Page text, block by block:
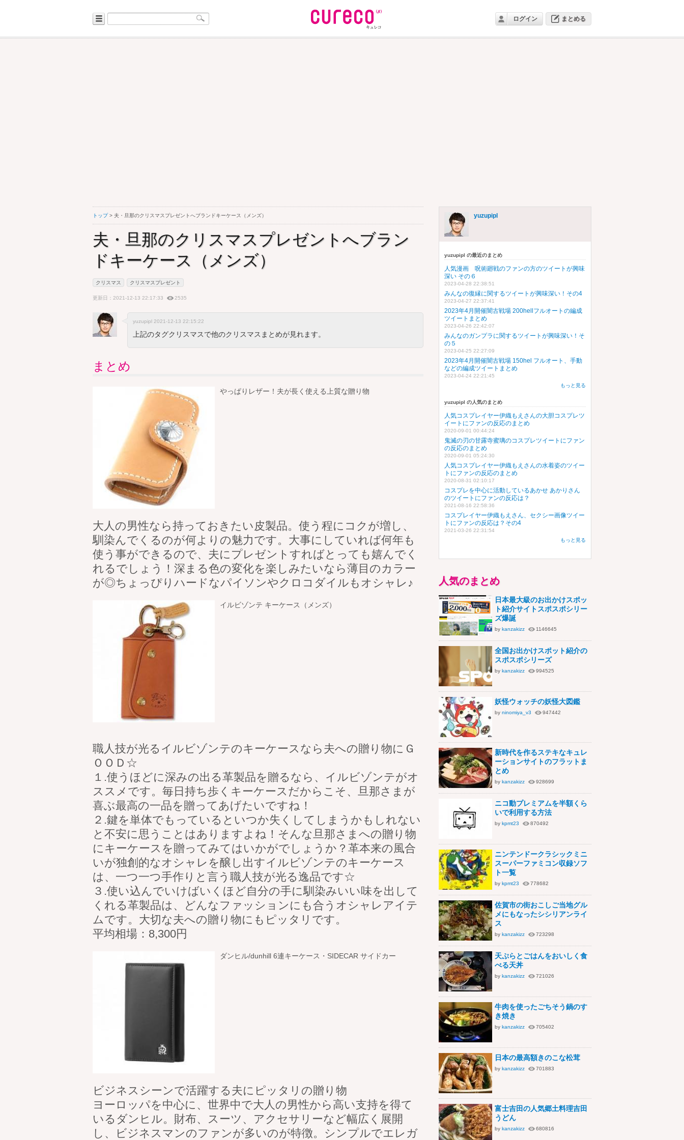
ログイン まとめる
トップ> 夫・旦那のクリスマスプレゼントへブランドキーケース（メンズ）
夫・旦那のクリスマスプレゼントへブラン
ドキーケース（メンズ）
クリスマス クリスマスプレゼント
更新日：2021-12-13 22:17:33 2535
yuzupipl 2021-12-13 22:15:22
上記のタグクリスマスで他のクリスマスまとめが見れます。
まとめ
やっぱりレザー！夫が長く使える上質な贈り物
大人の男性なら持っておきたい皮製品。使う程にコクが増し、
馴染んでくるのが何よりの魅力です。大事にしていれば何年も
使う事ができるので、夫にプレゼントすればとっても嬉んでく
れるでしょう！深まる色の変化を楽しみたいなら薄目のカラー
が◎ちょっぴりハードなパイソンやクロコダイルもオシャレ♪
イルビゾンテ キーケース（メンズ）
職人技が光るイルビゾンテのキーケースなら夫への贈り物にＧ
ＯＯＤ☆
１.使うほどに深みの出る革製品を贈るなら、イルビゾンテがオ
ススメです。毎日持ち歩くキーケースだからこそ、旦那さまが
喜ぶ最高の一品を贈ってあげたいですね！
２.鍵を単体でもっているといつか失くしてしまうかもしれない
と不安に思うことはありますよね！そんな旦那さまへの贈り物
にキーケースを贈ってみてはいかがでしょうか？革本来の風合
いが独創的なオシャレを醸し出すイルビゾンテのキーケース
は、一つ一つ手作りと言う職人技が光る逸品です☆
３.使い込んでいけばいくほど自分の手に馴染みいい味を出して
くれる革製品は、どんなファッションにも合うオシャレアイテ
ムです。大切な夫への贈り物にもピッタリです。
平均相場：8,300円
ダンヒル/dunhill 6連キーケース・SIDECAR サイドカー
ビジネスシーンで活躍する夫にピッタリの贈り物
ヨーロッパを中心に、世界中で大人の男性から高い支持を得て
いるダンヒル。財布、スーツ、アクセサリーなど幅広く展開
し、ビジネスマンのファンが多いのが特徴。シンプルでエレガ
yuzupipl
yuzupipl の最近のまとめ
人気漫画 呪術廻戦のファンの方のツイートが興味
深い その６
2023-04-28 22:38:51
みんなの復縁に関するツイートが興味深い！その4
2023-04-27 22:37:41
2023年4月開催闇古戦場 200hellフルオートの編成
ツイートまとめ
2023-04-26 22:42:07
みんなのガンプラに関するツイートが興味深い！そ
の５
2023-04-25 22:27:09
2023年4月開催闇古戦場 150hel フルオート、手動
などの編成ツイートまとめ
2023-04-24 22:21:45
もっと見る
yuzupipl の人気のまとめ
人気コスプレイヤー伊織もえさんの大胆コスプレツ
イートにファンの反応のまとめ
2020-09-01 00:44:24
鬼滅の刃の甘露寺蜜璃のコスプレツイートにファン
の反応のまとめ
2020-09-01 05:24:30
人気コスプレイヤー伊織もえさんの水着姿のツイー
トにファンの反応のまとめ
2020-08-31 02:10:17
コスプレを中心に活動しているあかせ あかりさん
のツイートにファンの反応は？
2021-08-16 22:58:36
コスプレイヤー伊織もえさん、セクシー画像ツイー
トにファンの反応は？その4
2021-03-26 22:31:54
もっと見る
人気のまとめ
日本最大級のお出かけスポッ
ト紹介サイトスポスポシリー
ズ爆誕
by kanzakizz 1146645
全国お出かけスポット紹介の
スポスポシリーズ
by kanzakizz 994525
妖怪ウォッチの妖怪大図鑑
by ninomiya_v3 947442
新時代を作るステキなキュレ
ーションサイトのフラットま
とめ
by kanzakizz 928699
ニコ動プレミアムを半額くら
いで利用する方法
by kpmt23 870492
ニンテンドークラシックミニ
スーパーファミコン収録ソフ
ト一覧
by kpmt23 778682
佐賀市の街おこしご当地グル
メにもなったシシリアンライ
ス
by kanzakizz 723298
天ぷらとごはんをおいしく食
べる天丼
by kanzakizz 721026
牛肉を使ったごちそう鍋のす
き焼き
by kanzakizz 705402
日本の最高額きのこな松茸
by kanzakizz 701883
富士吉田の人気郷土料理吉田
うどん
by kanzakizz 680816